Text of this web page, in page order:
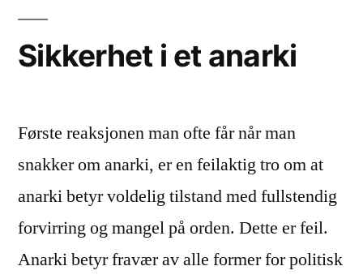
Sikkerhet i et anarki
Første reaksjonen man ofte får når man
snakker om anarki, er en feilaktig tro om at
anarki betyr voldelig tilstand med fullstendig
forvirring og mangel på orden. Dette er feil.
Anarki betyr fravær av alle former for politisk